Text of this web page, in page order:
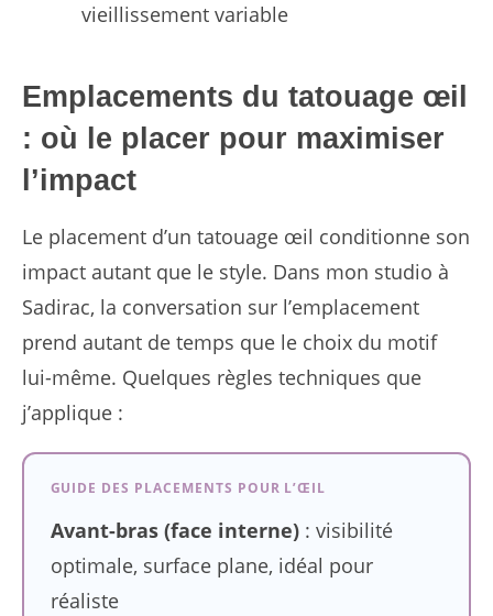
vieillissement variable
Emplacements du tatouage œil
: où le placer pour maximiser
l’impact
Le placement d’un tatouage œil conditionne son
impact autant que le style. Dans mon studio à
Sadirac, la conversation sur l’emplacement
prend autant de temps que le choix du motif
lui-même. Quelques règles techniques que
j’applique :
GUIDE DES PLACEMENTS POUR L’ŒIL
Avant-bras (face interne): visibilité
optimale, surface plane, idéal pour
réaliste